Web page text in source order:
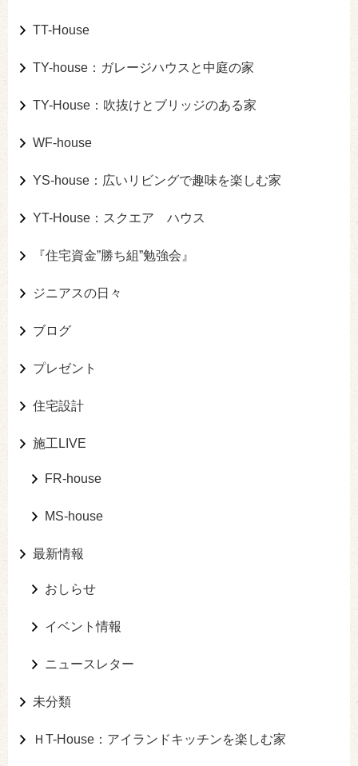
TT-House
TY-house：ガレージハウスと中庭の家
TY-House：吹抜けとブリッジのある家
WF-house
YS-house：広いリビングで趣味を楽しむ家
YT-House：スクエア ハウス
『住宅資金”勝ち組”勉強会』
ジニアスの日々
ブログ
プレゼント
住宅設計
施工LIVE
FR-house
MS-house
最新情報
おしらせ
イベント情報
ニュースレター
未分類
ＨT-House：アイランドキッチンを楽しむ家